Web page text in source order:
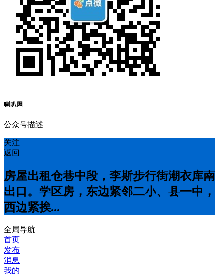
喇叭网
公众号描述
关注
返回
房屋出租仓巷中段，李斯步行街潮衣库南
出口。学区房，东边紧邻二小、县一中，
西边紧挨...
全局导航
首页
发布
消息
我的